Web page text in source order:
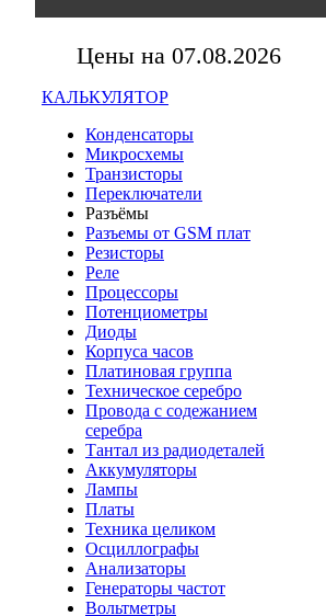
Цены на 07.08.2026
КАЛЬКУЛЯТОР
Конденсаторы
Микросхемы
Транзисторы
Переключатели
Разъёмы
Разъемы от GSM плат
Резисторы
Реле
Процессоры
Потенциометры
Диоды
Корпуса часов
Платиновая группа
Техническое серебро
Провода с содежанием
серебра
Тантал из радиодеталей
Аккумуляторы
Лампы
Платы
Техника целиком
Осциллографы
Анализаторы
Генераторы частот
Вольтметры